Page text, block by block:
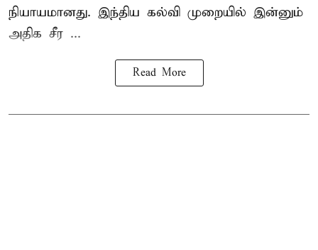
நியாயமானது. இந்திய கல்வி முறையில் இன்னும்
அதிக சீர ...
Read More